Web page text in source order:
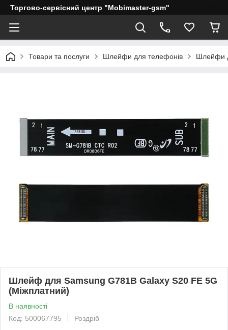
Торгово-сервісний центр "Mobimaster-gsm"
Товари та послуги Шлейфи для телефонів Шлейфи
Шлейф для Samsung G781B Galaxy S20 FE 5G
(Міжплатний)
В наявності
Код: 500067795
Роздріб